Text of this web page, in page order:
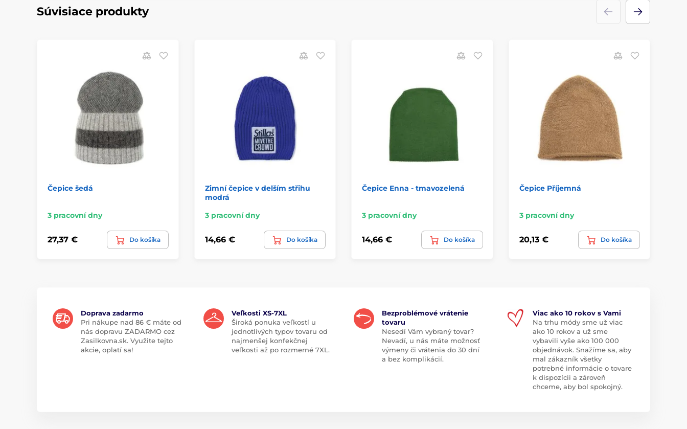
Súvisiace produkty
Čepice šedá
3 pracovní dny
27,37 € Do košíka
Zimní čepice v delším střihu
modrá
3 pracovní dny
14,66 € Do košíka
Čepice Enna - tmavozelená
3 pracovní dny
14,66 € Do košíka
Čepice Příjemná
3 pracovní dny
20,13 € Do košíka
Doprava zadarmo
Pri nákupe nad 86 € máte od
nás dopravu ZADARMO cez
Zasilkovna.sk. Využite tejto
akcie, oplatí sa!
Veľkosti XS-7XL
Široká ponuka veľkostí u
jednotlivých typov tovaru od
najmenšej konfekčnej
veľkosti až po rozmerné 7XL.
Bezproblémové vrátenie
tovaru
Nesedí Vám vybraný tovar?
Nevadí, u nás máte možnosť
výmeny či vrátenia do 30 dní
a bez komplikácií.
Viac ako 10 rokov s Vami
Na trhu módy sme už viac
ako 10 rokov a už sme
vybavili vyše ako 100 000
objednávok. Snažíme sa, aby
mal zákazník všetky
potrebné informácie o tovare
k dispozícii a zároveň
chceme, aby bol spokojný.